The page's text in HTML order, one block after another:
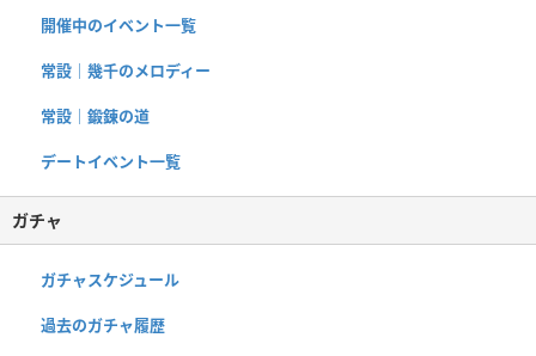
開催中のイベント一覧
常設｜幾千のメロディー
常設｜鍛錬の道
デートイベント一覧
ガチャ
ガチャスケジュール
過去のガチャ履歴